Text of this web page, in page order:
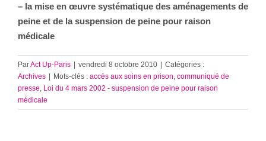
– la mise en œuvre systématique des aménagements de
peine et de la suspension de peine pour raison
médicale
ParAct Up-Paris | vendredi 8 octobre 2010 | Catégories :
Archives | Mots-clés : accès aux soins en prison communiqué de
presse Loi du 4 mars 2002 - suspension de peine pour raison
médicale